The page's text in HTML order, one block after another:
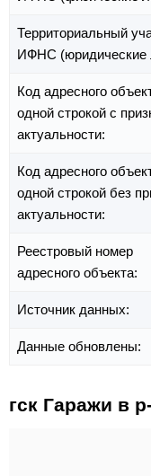
Территориальный
ИФНС (юридические
Код адресного
одной строкой с
актуальности:
Код адресного
одной строкой без
актуальности:
Реестровый номер
адресного объекта:
Источник данных:
Данные обновлены:
гск Гаражи в